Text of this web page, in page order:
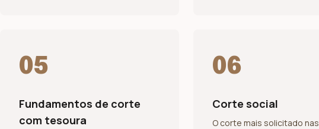
05
Fundamentos de corte
com tesoura
06
Corte social
O corte mais solicitado nas